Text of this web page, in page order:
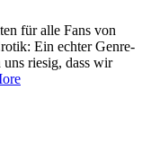
für alle Fans von
Ein echter Genre-
riesig, dass wir